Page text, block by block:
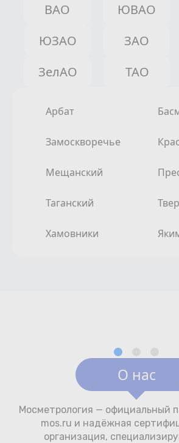
ВАО
ЮВАО
ЮЗАО
ЗАО
ЗелАО
ТАО
Арбат
Замоскворечье
Мещанский
Таганский
Хамовники
О нас
Мосметрология — официальный
mos.ru и надёжная
организация,